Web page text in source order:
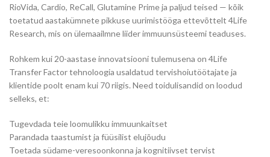
RioVida, Cardio, ReCall, Glutamine Prime ja paljud teised — kõik
toetatud aastakümnete pikkuse uurimistööga ettevõttelt 4Life
Research, mis on ülemaailmne liider immuunsüsteemi teaduses.
Rohkem kui 20-aastase innovatsiooni tulemusena on 4Life
Transfer Factor tehnoloogia usaldatud tervishoiutöötajate ja
klientide poolt enam kui 70 riigis. Need toidulisandid on loodud
selleks, et:
Tugevdada teie loomulikku immuunkaitset
Parandada taastumist ja füüsilist elujõudu
Toetada südame-veresoonkonna ja kognitiivset tervist